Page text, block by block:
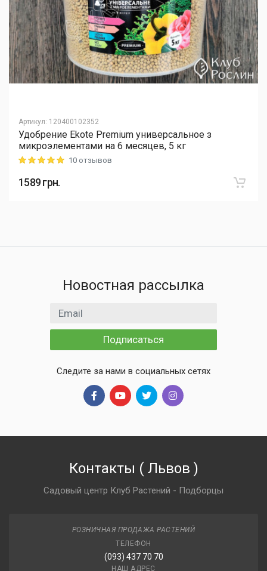
Артикул: 120400102352
Удобрение Ekote Premium универсальное з
микроэлементами на 6 месяцев, 5 кг
Rating: 5 out of 510 отзывов
1589грн.
Новостная рассылка
Email адрес
Подписаться
Следите за нами в социальных сетях
Контакты ( Львов )
Садовый центр Клуб Растений - Подборцы
РОЗНИЧНАЯ ПРОДАЖА РАСТЕНИЙ
ТЕЛЕФОН
(093) 437 70 70
НАШ АДРЕС